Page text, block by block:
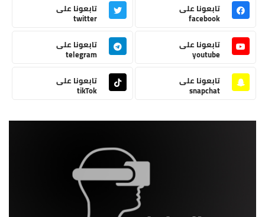
تابعونا على
facebook
تابعونا على
twitter
تابعونا على
youtube
تابعونا على
telegram
تابعونا على
snapchat
تابعونا على
tikTok